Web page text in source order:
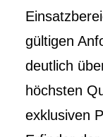
gültigen
deutlich
höchsten
exklusiven